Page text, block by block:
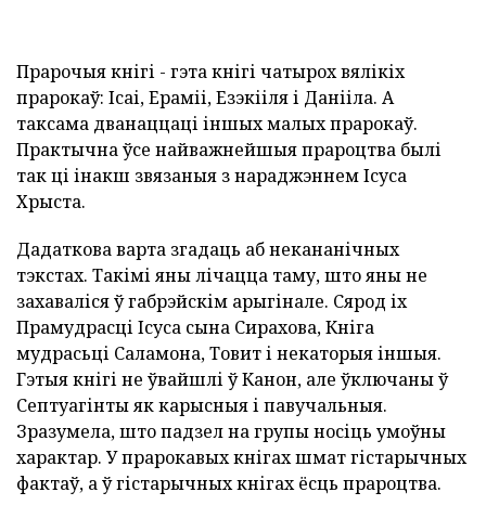
Прарочыя кнігі - гэта кнігі чатырох вялікіх
прарокаў: Ісаі, Ераміі, Езэкііля і Данііла. А
таксама дванаццаці іншых малых прарокаў.
Практычна ўсе найважнейшыя прароцтва былі
так ці інакш звязаныя з нараджэннем Ісуса
Хрыста.
Дадаткова варта згадаць аб некананічных
тэкстах. Такімі яны лічацца таму, што яны не
захаваліся ў габрэйскім арыгінале. Сярод іх
Прамудрасці Ісуса сына Сирахова, Кніга
мудрасьці Саламона, Товит і некаторыя іншыя.
Гэтыя кнігі не ўвайшлі ў Канон, але ўключаны ў
Септуагінты як карысныя і павучальныя.
Зразумела, што падзел на групы носіць умоўны
характар. У прарокавых кнігах шмат гістарычных
фактаў, а ў гістарычных кнігах ёсць прароцтва.